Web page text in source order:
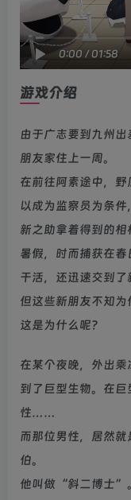
0:00 /01:58
游戏介绍
由于广志要到九州
朋友家住上一周。
在前往阿素途中，野
以成为监察员为条件
新之助拿着得到的
暑假，时而捕获在
干活，还迅速交到了
但这些新朋友不知
这是为什么呢？
在某个夜晚，外出
到了巨型生物。在
性……
而那位男性，居然
伯。
他叫做“斜二博士”